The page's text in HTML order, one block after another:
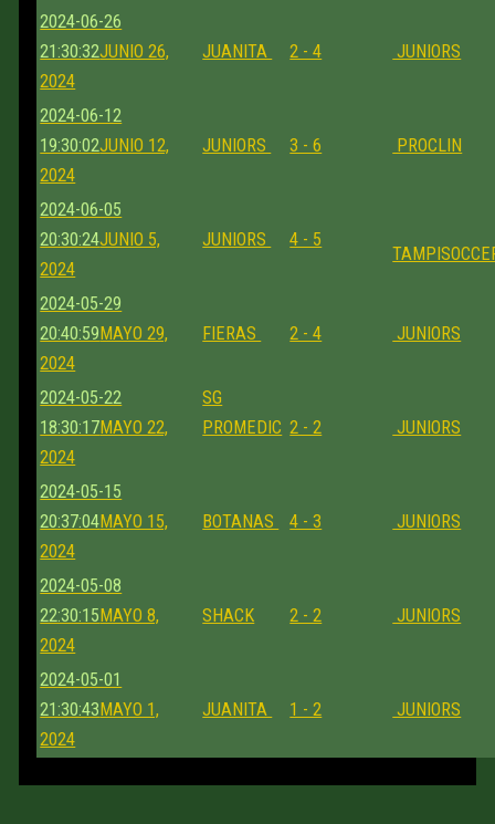
2024-06-26
21:30:32JUNIO 26,
2024
JUANITA 2 - 4 JUNIORS
2024-06-12
19:30:02JUNIO 12,
2024
JUNIORS 3 - 6 PROCLIN
2024-06-05
20:30:24JUNIO 5,
2024
JUNIORS 4 - 5
2024-05-29
20:40:59 MAYO 29,
2024
FIERAS 2 - 4 JUNIORS
2024-05-22
18:30:17MAYO 22,
2024
SG
PROMEDIC 2 - 2 JUNIORS
2024-05-15
20:37:04MAYO 15,
2024
BOTANAS 4 - 3 JUNIORS
2024-05-08
22:30:15 MAYO 8,
2024
SHACK 2 - 2 JUNIORS
2024-05-01
21:30:43 MAYO 1,
2024
JUANITA 1 - 2 JUNIORS